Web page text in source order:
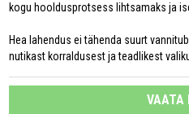
kogu hooldusprotsess lihtsamaks ja
Hea lahendus ei tähenda suurt
nutikast korraldusest ja teadlikest
VAATA